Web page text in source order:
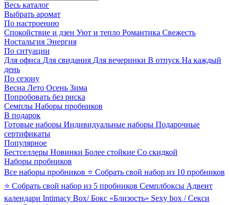
Весь каталог
Выбрать аромат
По настроению
Спокойствие и дзен Уют и тепло Романтика Свежесть
Ностальгия Энергия
По ситуации
Для офиса Для свидания Для вечеринки В отпуск На каждый
день
По сезону
Весна Лето Осень Зима
Попробовать без риска
Семплы Наборы пробников
В подарок
Готовые наборы Индивидуальные наборы Подарочные
сертификаты
Популярное
Бестселлеры Новинки Более стойкие Со скидкой
Наборы пробников
Все наборы пробников ⭐ Собрать свой набор из 10 пробников
⭐ Собрать свой набор из 5 пробников Семплбоксы Адвент
календари Intimacy Box/ Бокс «Близость» Sexy box / Секси